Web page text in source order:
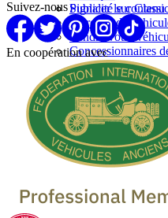
Signaler le contenu
Publicité sur
Marques de
Vendre votre
Concessionnaires
Suivez-nous
En coopération avec